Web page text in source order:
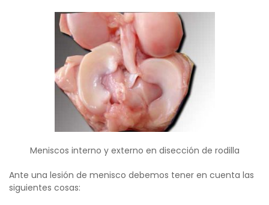
Meniscos interno y externo en disección de rodilla
Ante una lesión de menisco debemos tener en cuenta las
siguientes cosas: